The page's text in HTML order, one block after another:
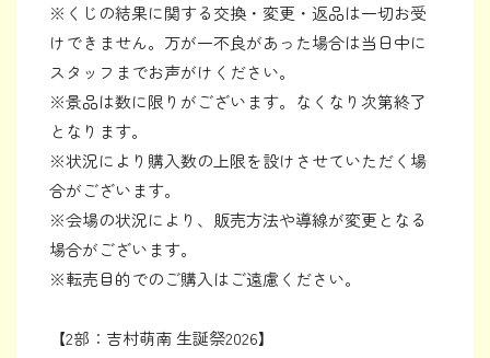
※くじの結果に関する交換・変更・返品は一切お受
けできません。万が一不良があった場合は当日中に
スタッフまでお声がけください。
※景品は数に限りがございます。なくなり次第終了
となります。
※状況により購入数の上限を設けさせていただく場
合がございます。
※会場の状況により、販売方法や導線が変更となる
場合がございます。
※転売目的でのご購入はご遠慮ください。
【2部：吉村萌南 生誕祭2026】